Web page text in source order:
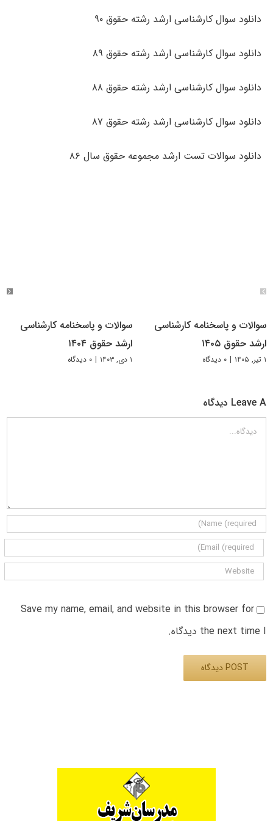
دانلود سوال کارشناسی ارشد رشته حقوق ۹۰
دانلود سوال کارشناسی ارشد رشته حقوق ۸۹
دانلود سوال کارشناسی ارشد رشته حقوق ۸۸
دانلود سوال کارشناسی ارشد رشته حقوق ۸۷
دانلود سوالات تست ارشد مجموعه حقوق سال ۸۶
سوالات و پاسخنامه کارشناسی
ارشد حقوق ۱۴۰۵
۱ تیر, ۱۴۰۵ | ۰ دیدگاه
سوالات و پاسخنامه کارشناسی
ارشد حقوق ۱۴۰۴
۱ دی, ۱۴۰۳ | ۰ دیدگاه
Leave A دیدگاه
دیدگاه
Save my name, email, and website in this browser for
the next time I دیدگاه.